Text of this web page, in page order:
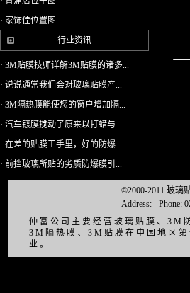
· 家饰佳位置图
行业资讯
· 3M贴膜技师详解3M贴膜的诸多...
· 说说通常我们会对玻璃贴膜产...
· 3M隔热膜能使您的窗户增加隔...
· 汽车镀膜搅动了原来以打蜡与...
· 在差的贴膜工手里，好的防爆...
· 前挡玻璃所贴的劣质防爆膜引...
©2000-2011 玻璃
Address:
Phone:
仲富公司主要经营玻璃贴膜、3M
3M隔热膜、3M贴膜在中国地区
业。